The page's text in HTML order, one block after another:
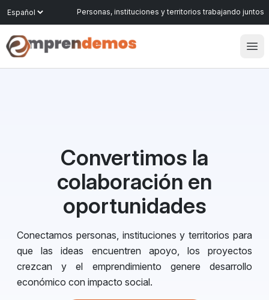
Language Personas, instituciones y territorios trabajando juntos
Convertimos la
colaboración en
oportunidades
Conectamos personas, instituciones y territorios para
que las ideas encuentren apoyo, los proyectos
crezcan y el emprendimiento genere desarrollo
económico con impacto social.